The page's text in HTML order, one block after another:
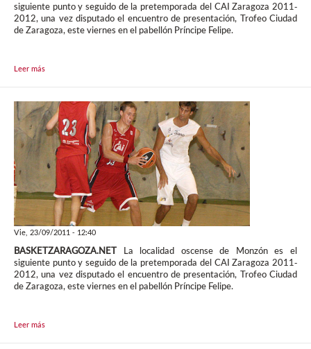
siguiente punto y seguido de la pretemporada del CAI Zaragoza 2011-
2012, una vez disputado el encuentro de presentación, Trofeo Ciudad
de Zaragoza, este viernes en el pabellón Príncipe Felipe.
Leer más
Vie, 23/09/2011 - 12:40
BASKETZARAGOZA.NET La localidad oscense de Monzón es el
siguiente punto y seguido de la pretemporada del CAI Zaragoza 2011-
2012, una vez disputado el encuentro de presentación, Trofeo Ciudad
de Zaragoza, este viernes en el pabellón Príncipe Felipe.
Leer más